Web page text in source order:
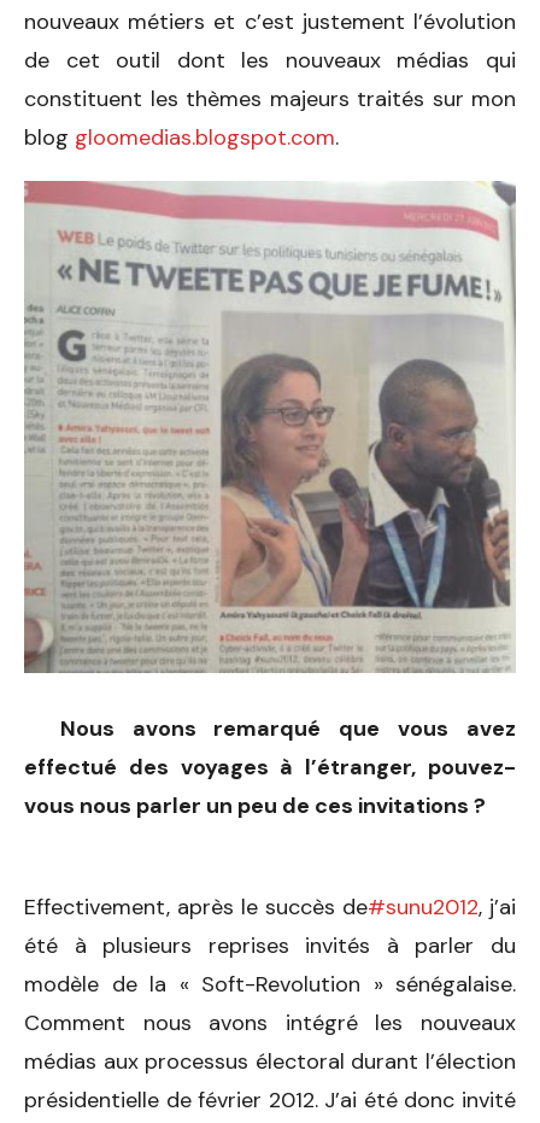
nouveaux métiers et c’est justement l’évolution
de cet outil dont les nouveaux médias qui
constituent les thèmes majeurs traités sur mon
blog gloomedias.blogspot.com.
Nous avons remarqué que vous avez
effectué des voyages à l’étranger, pouvez-
vous nous parler un peu de ces invitations ?
Effectivement, après le succès de#sunu2012, j’ai
été à plusieurs reprises invités à parler du
modèle de la « Soft-Revolution » sénégalaise.
Comment nous avons intégré les nouveaux
médias aux processus électoral durant l’élection
présidentielle de février 2012. J’ai été donc invité